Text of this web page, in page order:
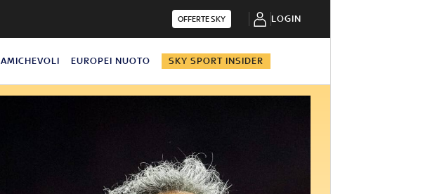
OFFERTE SKY LOGIN
AMICHEVOLI EUROPEI NUOTO SKY SPORT INSIDER